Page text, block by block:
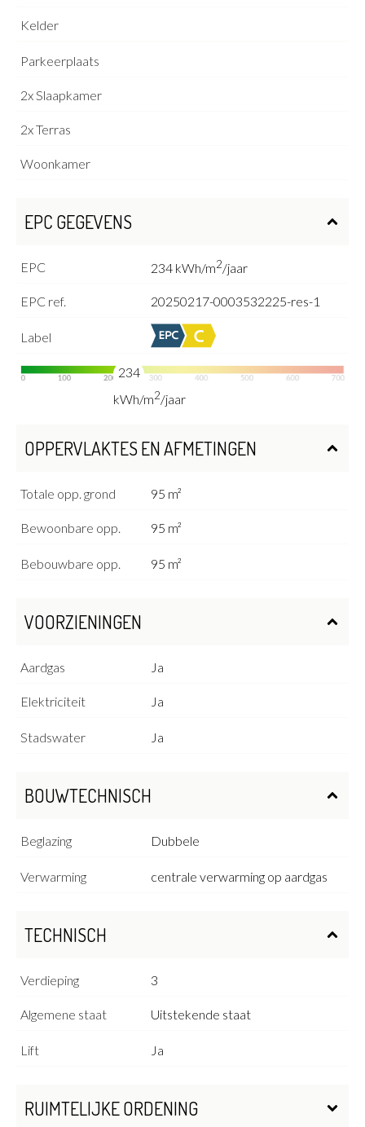
Kelder
Parkeerplaats
2x Slaapkamer
2x Terras
Woonkamer
EPC GEGEVENS
EPC 234 kWh/m2/jaar
EPC ref. 20250217-0003532225-res-1
Label
234
kWh/m2/jaar
OPPERVLAKTES EN AFMETINGEN
Totale opp. grond 95 m²
Bewoonbare opp. 95 m²
Bebouwbare opp. 95 m²
VOORZIENINGEN
Aardgas Ja
Elektriciteit Ja
Stadswater Ja
BOUWTECHNISCH
Beglazing Dubbele
Verwarming centrale verwarming op aardgas
TECHNISCH
Verdieping 3
Algemene staat Uitstekende staat
Lift Ja
RUIMTELIJKE ORDENING